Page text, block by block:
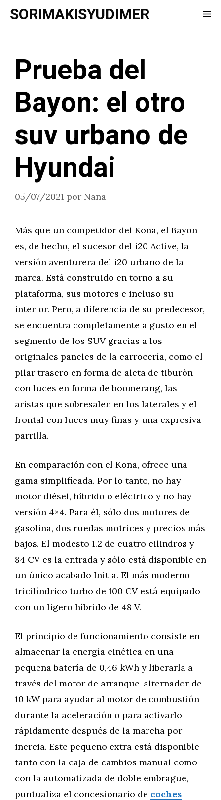
Saltar
SORIMAKISYUDIMER
Prueba del
Bayon: el otro
suv urbano de
Hyundai
05/07/2021 por Nana
Más que un competidor del Kona, el Bayon
es, de hecho, el sucesor del i20 Active, la
versión aventurera del i20 urbano de la
marca. Está construido en torno a su
plataforma, sus motores e incluso su
interior. Pero, a diferencia de su predecesor,
se encuentra completamente a gusto en el
segmento de los SUV gracias a los
originales paneles de la carrocería, como el
pilar trasero en forma de aleta de tiburón
con luces en forma de boomerang, las
aristas que sobresalen en los laterales y el
frontal con luces muy finas y una expresiva
parrilla.
En comparación con el Kona, ofrece una
gama simplificada. Por lo tanto, no hay
motor diésel, híbrido o eléctrico y no hay
versión 4×4. Para él, sólo dos motores de
gasolina, dos ruedas motrices y precios más
bajos. El modesto 1.2 de cuatro cilindros y
84 CV es la entrada y sólo está disponible en
un único acabado Initia. El más moderno
tricilíndrico turbo de 100 CV está equipado
con un ligero híbrido de 48 V.
El principio de funcionamiento consiste en
almacenar la energía cinética en una
pequeña batería de 0,46 kWh y liberarla a
través del motor de arranque-alternador de
10 kW para ayudar al motor de combustión
durante la aceleración o para activarlo
rápidamente después de la marcha por
inercia. Este pequeño extra está disponible
tanto con la caja de cambios manual como
con la automatizada de doble embrague,
puntualiza el concesionario de coches